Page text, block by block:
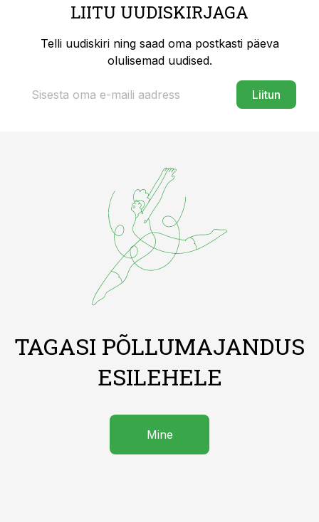
LIITU UUDISKIRJAGA
Telli uudiskiri ning saad oma postkasti päeva
olulisemad uudised.
Liitun
TAGASI PÕLLUMAJANDUS
ESILEHELE
Mine